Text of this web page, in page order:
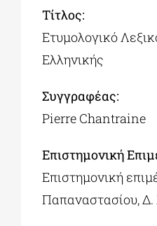
ΔΗΜΟΙ
ΕΚΔΗΛΩΣΕΙΣ
Tίτλος:
Ετυμολογικό
Ελληνικής
Συγγραφέας:
Pierre Chantraine
Επιστημονική
Επιστημονική
Παπαναστασίου, Δ.